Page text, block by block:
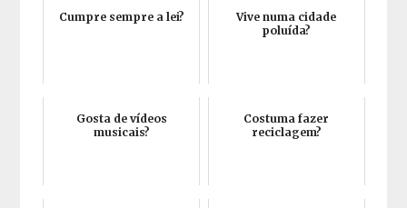
Cumpre sempre a lei?
Vive numa cidade
poluída?
Gosta de vídeos
musicais?
Costuma fazer
reciclagem?